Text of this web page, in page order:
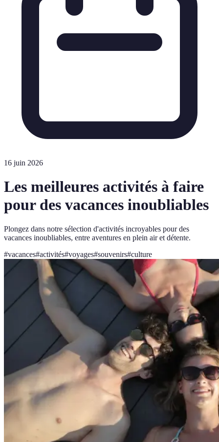
16 juin 2026
Les meilleures activités à faire
pour des vacances inoubliables
Plongez dans notre sélection d'activités incroyables pour des
vacances inoubliables, entre aventures en plein air et détente.
#vacances#activités#voyages#souvenirs#culture